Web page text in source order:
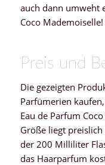
auch dann umweht
Coco Mademoiselle!
Preis und
Die gezeigten
Parfümerien
Eau de Parfum
Größe liegt
der 200 Milliliter
das Haarparfum